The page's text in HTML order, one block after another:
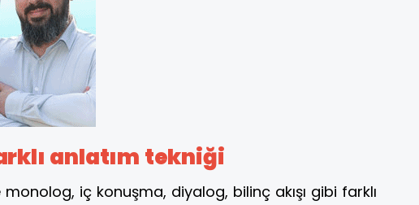
anlatım tekniği
iç konuşma, diyalog, bilinç akışı gibi farklı